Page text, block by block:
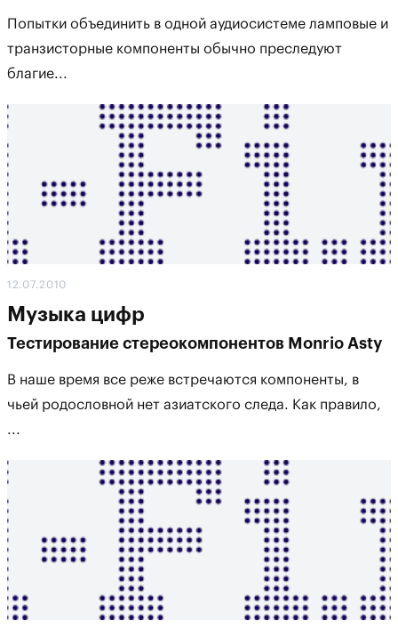
Попытки объединить в одной аудиосистеме ламповые и
транзисторные компоненты обычно преследуют
благие...
12.07.2010
Музыка цифр
Тестирование стереокомпонентов Monrio Asty
В наше время все реже встречаются компоненты, в
чьей родословной нет азиатского следа. Как правило,
...